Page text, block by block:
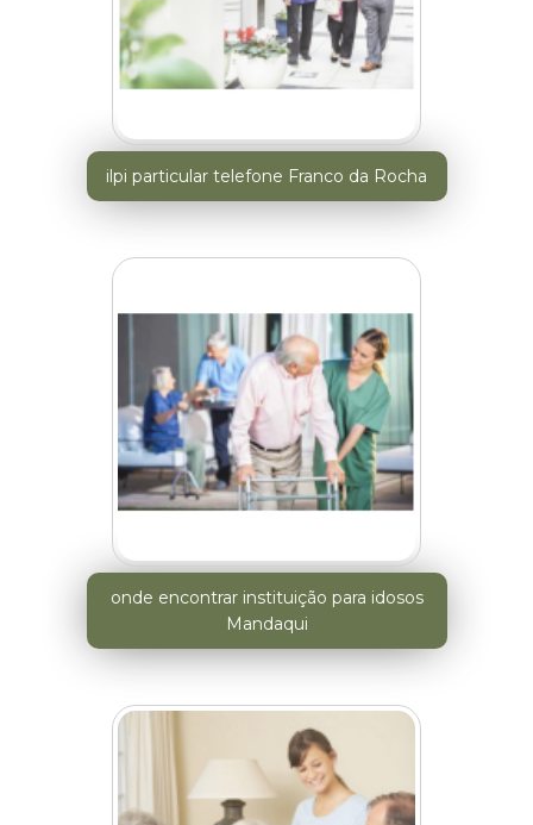
ilpi particular telefone Franco da Rocha
onde encontrar instituição para idosos
Mandaqui